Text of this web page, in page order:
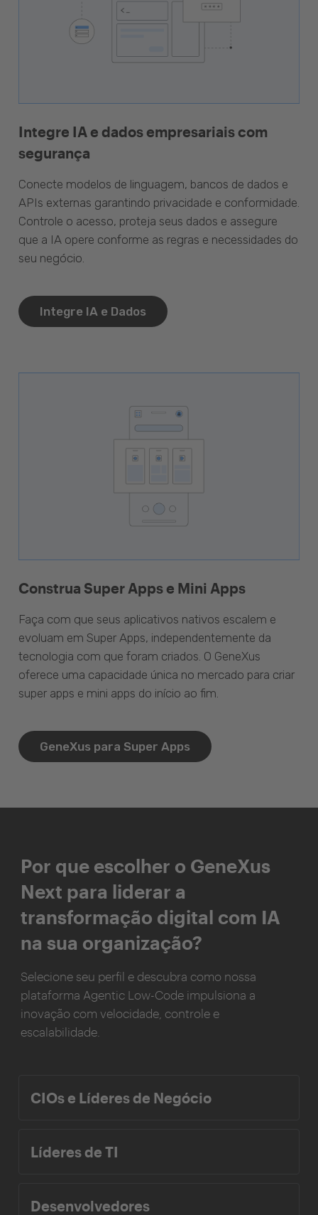
Integre IA e dados empresariais com
segurança
Conecte modelos de linguagem, bancos de dados e
APIs externas garantindo privacidade e conformidade.
Controle o acesso, proteja seus dados e assegure
que a IA opere conforme as regras e necessidades do
seu negócio.
Integre IA e Dados
Construa Super Apps e Mini Apps
Faça com que seus aplicativos nativos escalem e
evoluam em Super Apps, independentemente da
tecnologia com que foram criados. O GeneXus
oferece uma capacidade única no mercado para criar
super apps e mini apps do início ao fim.
GeneXus para Super Apps
Por que escolher o GeneXus
Next para liderar a
transformação digital com IA
na sua organização?
Selecione seu perfil e descubra como nossa
plataforma Agentic Low-Code impulsiona a
inovação com velocidade, controle e
escalabilidade.
CIOs e Líderes de Negócio
Líderes de TI
Desenvolvedores